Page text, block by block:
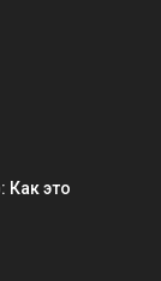
Как это